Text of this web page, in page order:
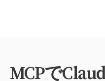
MCPで